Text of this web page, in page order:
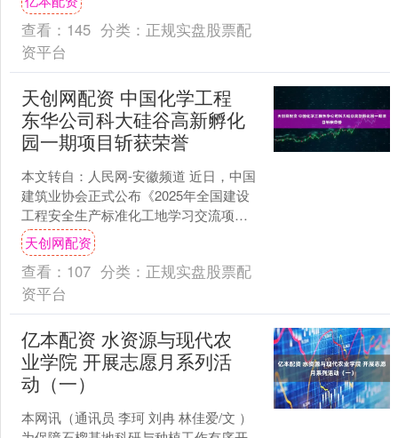
的样子引得网友....
查看： 145 分类： 正规实盘股票配
资平台
天创网配资 中国化学工程
东华公司科大硅谷高新孵化
园一期项目斩获荣誉
本文转自：人民网-安徽频道 近日，中国
建筑业协会正式公布《2025年全国建设
工程安全生产标准化工地学习交流项目
名单》（原全国AAA级安全文明标准化
工地），由中国....
天创网配资
查看： 107 分类： 正规实盘股票配
资平台
亿本配资 水资源与现代农
业学院 开展志愿月系列活
动（一）
本网讯（通讯员 李珂 刘冉 林佳爱/文 ）